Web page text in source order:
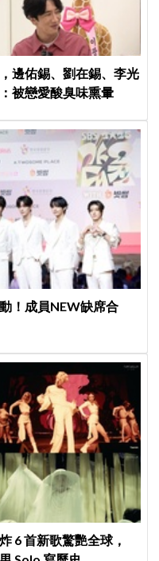
邊佑錫、劉在錫、李光
被戀愛酸臭味熏暈
！成員NEW缺席合
6 首新歌驚艷全球，